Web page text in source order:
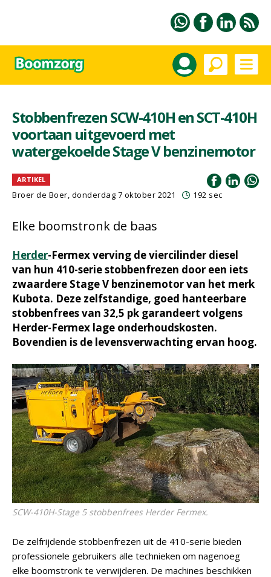
Stobbenfrezen SCW-410H en SCT-410H
voortaan uitgevoerd met
watergekoelde Stage V benzinemotor
ARTIKEL
Broer de Boer, donderdag 7 oktober 2021 192 sec
Elke boomstronk de baas
Herder-Fermex verving de viercilinder diesel
van hun 410-serie stobbenfrezen door een iets
zwaardere Stage V benzinemotor van het merk
Kubota. Deze zelfstandige, goed hanteerbare
stobbenfrees van 32,5 pk garandeert volgens
Herder-Fermex lage onderhoudskosten.
Bovendien is de levensverwachting ervan hoog.
SCW-410H-Stage 5 stobbenfrees Herder Fermex.
De zelfrijdende stobbenfrezen uit de 410-serie bieden
professionele gebruikers alle technieken om nagenoeg
elke boomstronk te verwijderen. De machines beschikken